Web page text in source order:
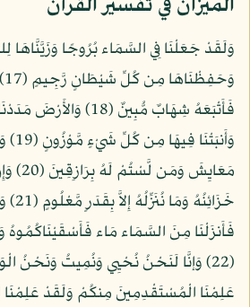
الميزان في تفسير القرآن
فَأَتْبَعَهُ شِهَابٌ مُّبِينٌ (18)
مَعَايِشَ
فَأَنزَلْنَا مِنَ السَّمَاء مَاء فَأَسْقَيْنَاكُمُوهُ